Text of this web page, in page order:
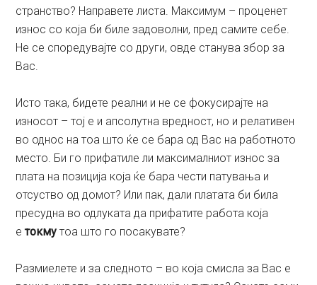
странство? Направете листа. Максимум – проценет
износ со која би биле задоволни, пред самите себе.
Не се споредувајте со други, овде станува збор за
Вас.
Исто така, бидете реални и не се фокусирајте на
износот – тој е и апсолутна вредност, но и релативен
во однос на тоа што ќе се бара од Вас на работното
место. Би го прифатиле ли максималниот износ за
плата на позиција која ќе бара чести патувања и
отсуство од домот? Или пак, дали платата би била
пресудна во одлуката да прифатите работа која
етокму тоа што го посакувате?
Размиелете и за следното – во која смисла за Вас е